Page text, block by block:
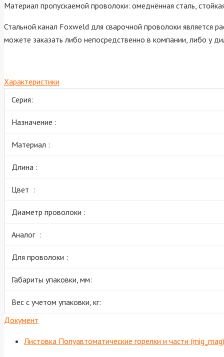
Материал пропускаемой проволоки: омеднённая сталь,
Стальной канал Foxweld для сварочной проволоки является
можете заказать либо непосредственно в компании, либо у
Характеристики
Серия:
Назначение :
Материал :
Длина :
Цвет :
Диаметр проволоки :
Аналог :
Для проволоки :
Габариты упаковки, мм:
Вес с учетом упаковки, кг:
Документ
Листовка Полуавтоматические горелки и части (mig_mag)